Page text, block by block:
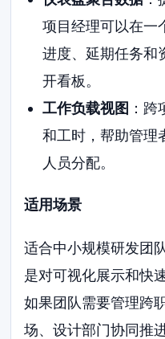
项目经理可以在一
进度、延期任务和
开看板。
工作负载视图 ：
和工时，帮助管理
人员分配。
适用场景
适合中小规模研发团
是对可视化展示和快
如果团队需要管理跨
场、设计部门协同推